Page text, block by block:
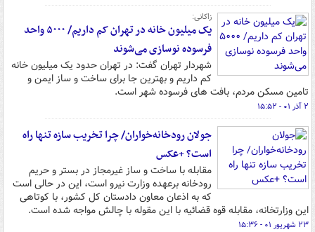
زاکانی:
یک میلیون خانه در تهران کم داریم/ ۵۰۰۰ واحد
فرسوده نوسازی می‌شوند
شهردار تهران گفت: در تهران حدود یک میلیون خانه
کم داریم و بهترین جا برای ساخت و ساز ایمن و
تامین مسکن مردم، بافت های فرسوده شهر است.
۲ آذر ۰۱ - ۱۵:۵۲
جولان رودخانه‌خواران/ چرا تخریب سازه تنها راه
است؟ +عکس
مقابله با ساخت و ساز غیرمجاز در بستر و حریم
رودخانه برعهده وزارت نیرو است، این در حالی است
که به اذعان معاون دادستان کل کشور، با کوتاهی
این وزارتخانه، مقابله قوه قضائیه با این مقوله با چالش مواجه شده است.
۲۳ شهریور ۰۱ - ۱۵:۳۶